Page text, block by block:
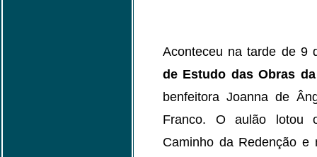
Aconteceu na tarde de
de Estudo das Obras
benfeitora Joanna de
Franco. O aulão lotou
Caminho da Redenção